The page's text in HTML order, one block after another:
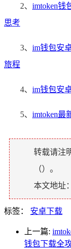
2、 imtoken钱
思考
3、 im钱包安
旅程
4、 im钱包安
5、 imtoken最
转载请注
（）。
本文地址：
标签： 安卓下载
上一篇:
钱包下载全